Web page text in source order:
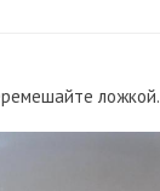
ложкой.